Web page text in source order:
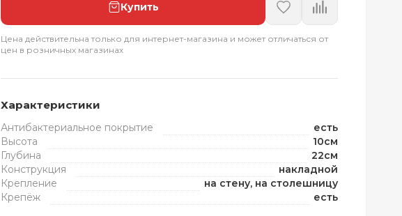
Купить
Цена действительна только для интернет-магазина и может отличаться от
цен в розничных магазинах
Характеристики
Антибактериальное покрытие
есть
Высота
10см
Глубина
22см
Конструкция
накладной
Крепление
на стену, на столешницу
Крепёж
есть